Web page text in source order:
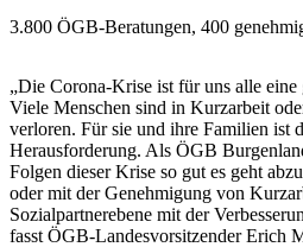
3.800 ÖGB-Beratungen, 400
„Die Corona-Krise ist für uns alle
Viele Menschen sind in Kurzarbeit
verloren. Für sie und ihre Familien ist
Herausforderung. Als ÖGB
Folgen dieser Krise so gut es geht
oder mit der Genehmigung von
Sozialpartnerebene mit der
fasst ÖGB-Landesvorsitzender Erich